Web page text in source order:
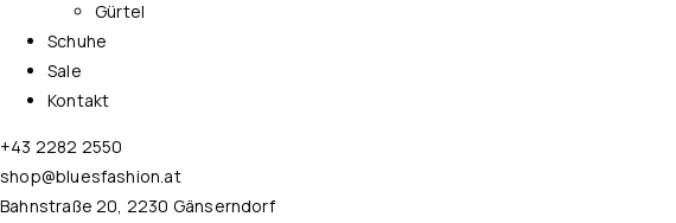
Gürtel
Schuhe
Sale
Kontakt
+43 2282 2550
shop@bluesfashion.at
Bahnstraße 20, 2230 Gänserndorf